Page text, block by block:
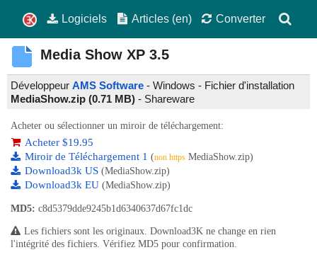
Logiciels Articles (en) Converter
Media Show XP 3.5
Développeur AMS Software - Windows - Fichier d'installation
MediaShow.zip (0.71 MB) - Shareware
Acheter ou sélectionner un miroir de téléchargement:
Acheter $19.95
Miroir de Téléchargement 1 (non https MediaShow.zip)
Download3k US (MediaShow.zip)
Download3k EU (MediaShow.zip)
MD5: c8d5379dde9245b1d6340637d67fc1dc
Les fichiers sont les originaux. Download3K ne change en rien
l'intégrité des fichiers. Vérifiez MD5 pour confirmation.